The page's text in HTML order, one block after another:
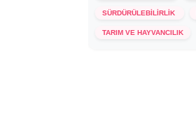
SÜRDÜRÜLEBİLİRLİK
TARIM VE HAYVANCILIK